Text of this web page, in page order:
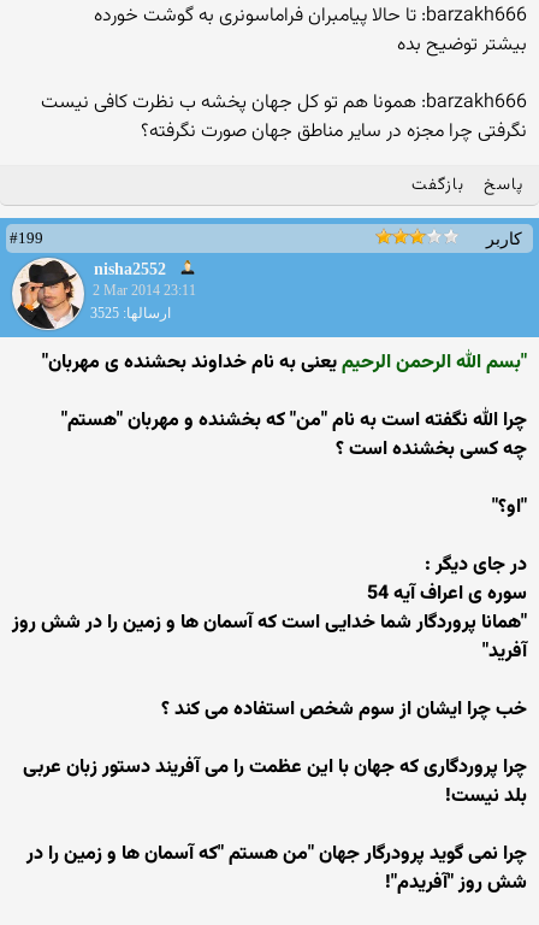
barzakh666: تا حالا پیامبران فراماسونری به گوشت خورده
بیشتر توضیح بده
barzakh666: همونا هم تو کل جهان پخشه ب نظرت کافی نیست
نگرفتی چرا مجزه در سایر مناطق جهان صورت نگرفته؟
پاسخ بازگفت
کاربر
#199
nisha2552
2 Mar 2014 23:11
ارسالها: 3525
"بسم الله الرحمن الرحیمیعنی به نام خداوند بحشنده ی مهربان"
چرا الله نگفته است به نام "من" که بخشنده و مهربان "هستم"
چه کسی بخشنده است ؟
"او؟"
در جای دیگر :
سوره ی اعراف آیه 54
"همانا پروردگار شما خدایی است که آسمان ها و زمین را در شش روز
آفرید"
خب چرا ایشان از سوم شخص استفاده می کند ؟
چرا پروردگاری که جهان با این عظمت را می آفریند دستور زبان عربی
بلد نیست!
چرا نمی گوید پرودرگار جهان "من هستم "که آسمان ها و زمین را در
شش روز "آفریدم"!